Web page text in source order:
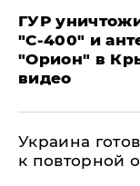
ГУР
"С‑400" и
"Орион" в
видео
Украина
к повторной